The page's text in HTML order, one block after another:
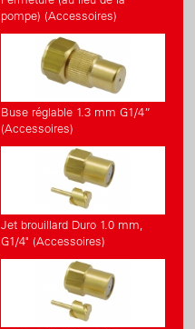
pompe) (Accessoires)
Buse réglable 1.3 mm G1/4”
(Accessoires)
Jet brouillard Duro 1.0 mm,
G1/4" (Accessoires)